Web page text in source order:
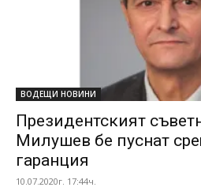
ВОДЕЩИ НОВИНИ
Президентският
Милушев бе пуснат
гаранция
10.07.2020г. 17:44ч.